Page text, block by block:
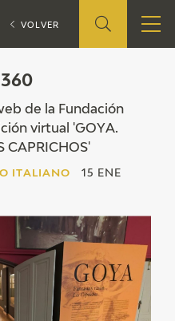
de la Fundación
virtual 'GOYA.
CAPRICHOS'
ITALIANO
15 ENE
EXPOSICIONES
VOLVER